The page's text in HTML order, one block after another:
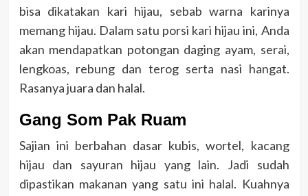
bisa dikatakan kari hijau, sebab warna karinya
memang hijau. Dalam satu porsi kari hijau ini, Anda
akan mendapatkan potongan daging ayam, serai,
lengkoas, rebung dan terog serta nasi hangat.
Rasanya juara dan halal.
Gang Som Pak Ruam
Sajian ini berbahan dasar kubis, wortel, kacang
hijau dan sayuran hijau yang lain. Jadi sudah
dipastikan makanan yang satu ini halal. Kuahnya